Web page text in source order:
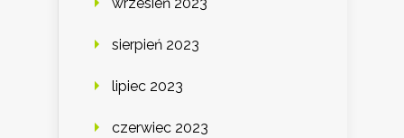
sierpień 2023
lipiec 2023
czerwiec 2023